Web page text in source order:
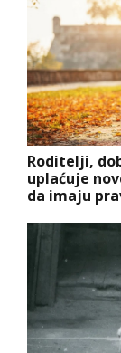
Roditelji,
uplaćuje
da imaju